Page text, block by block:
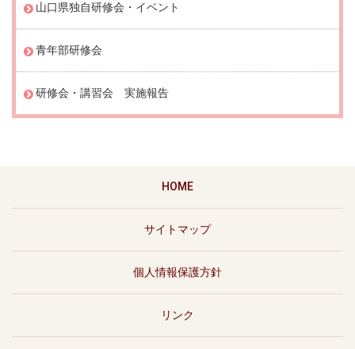
山口県独自研修会・イベント
青年部研修会
研修会・講習会 実施報告
HOME
サイトマップ
個人情報保護方針
リンク